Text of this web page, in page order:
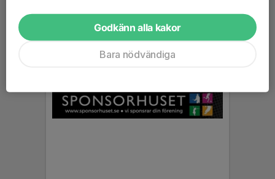
Godkänn alla kakor
Bara nödvändiga